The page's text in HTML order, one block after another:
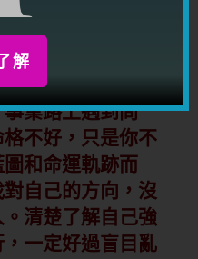
助你的朋友，請
鈕，可以增強你
業路上遇到問
不好，只是你不
和命運軌跡而
自己的方向，沒
清楚了解自己強
一定好過盲目亂
解